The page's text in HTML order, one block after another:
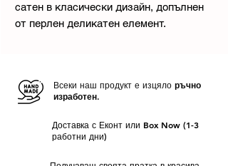
сатен в класически дизайн, допълнен
от перлен деликатен елемент.
Всеки наш продукт е изцяло ръчно
изработен.
Доставка с Еконт или Box Now (1-3
работни дни)